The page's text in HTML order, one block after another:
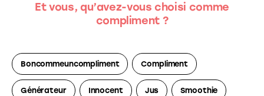
Et vous, qu’avez-vous choisi comme
compliment ?
Boncommeuncompliment Compliment
Générateur Innocent Jus Smoothie